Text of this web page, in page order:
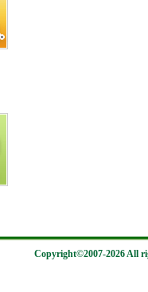
Copyright©2007-2026 All